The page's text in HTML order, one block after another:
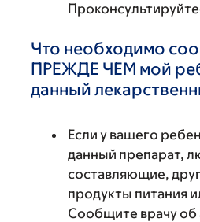
Что необходимо
ПРЕЖДЕ ЧЕМ мой
данный
Если у вашего
данный препарат,
составляющие,
продукты питания
Сообщите врачу об